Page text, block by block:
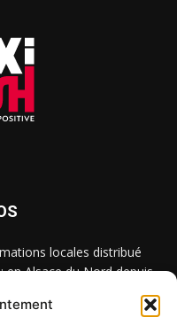
locales distribué
en Alsace du Nord depuis
Molsheim-Erstein depuis
Plaine depuis 2023.